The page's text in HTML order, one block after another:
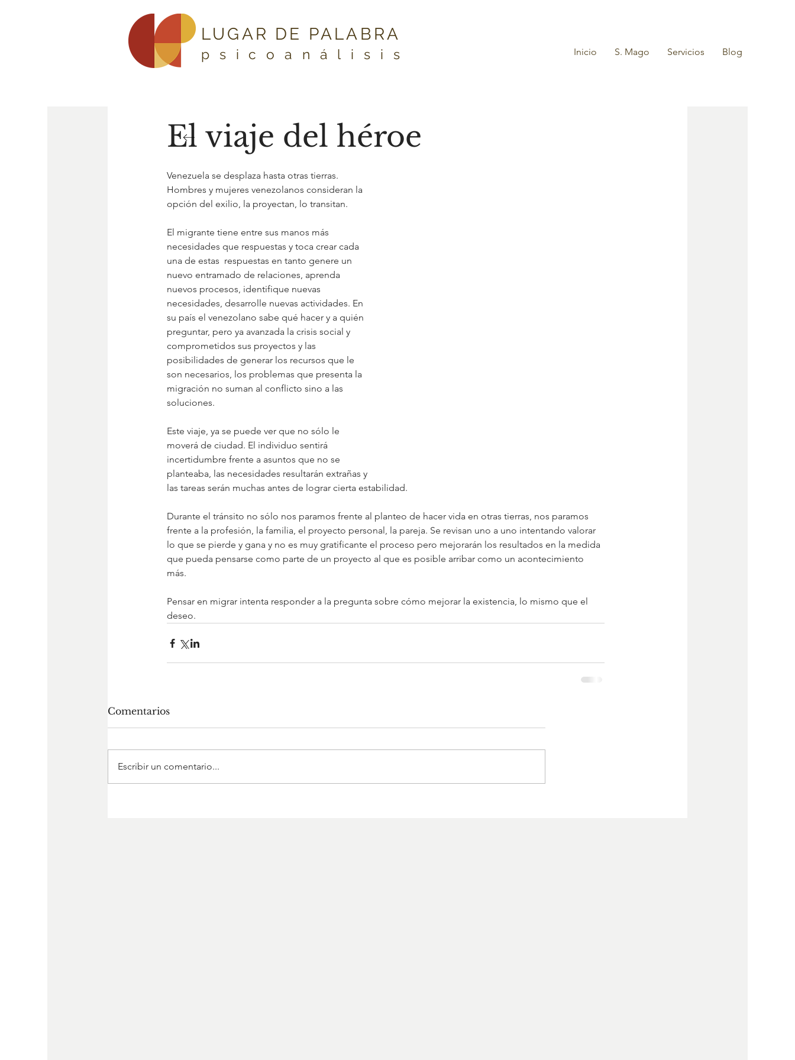
LUGAR DE PALABRA
psicoanálisis Inicio S. Mago Servicios Blog
El viaje del héroe
Venezuela se desplaza hasta otras tierras.
Hombres y mujeres venezolanos consideran la
opción del exilio, la proyectan, lo transitan.
El migrante tiene entre sus manos más
necesidades que respuestas y toca crear cada
una de estas  respuestas en tanto genere un
nuevo entramado de relaciones, aprenda
nuevos procesos, identifique nuevas
necesidades, desarrolle nuevas actividades. En
su país el venezolano sabe qué hacer y a quién
preguntar, pero ya avanzada la crisis social y
comprometidos sus proyectos y las
posibilidades de generar los recursos que le
son necesarios, los problemas que presenta la
migración no suman al conflicto sino a las
soluciones.
Este viaje, ya se puede ver que no sólo le
moverá de ciudad. El individuo sentirá
incertidumbre frente a asuntos que no se
planteaba, las necesidades resultarán extrañas y
las tareas serán muchas antes de lograr cierta estabilidad.
Durante el tránsito no sólo nos paramos frente al planteo de hacer vida en otras tierras, nos paramos
frente a la profesión, la familia, el proyecto personal, la pareja. Se revisan uno a uno intentando valorar
lo que se pierde y gana y no es muy gratificante el proceso pero mejorarán los resultados en la medida
que pueda pensarse como parte de un proyecto al que es posible arribar como un acontecimiento
más.
Pensar en migrar intenta responder a la pregunta sobre cómo mejorar la existencia, lo mismo que el
deseo.
Comentarios
Escribir un comentario...